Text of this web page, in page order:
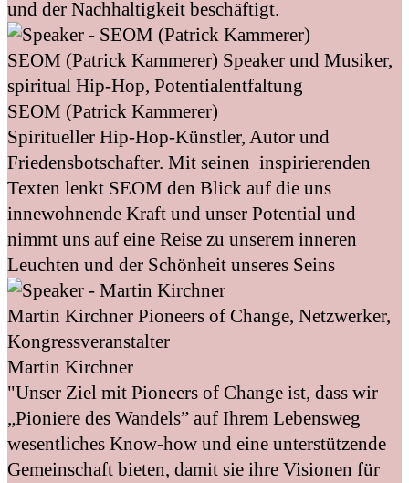
und der Nachhaltigkeit beschäftigt.
SEOM (Patrick Kammerer) Speaker und Musiker,
spiritual Hip-Hop, Potentialentfaltung
SEOM (Patrick Kammerer)
Spiritueller Hip-Hop-Künstler, Autor und
Friedensbotschafter. Mit seinen inspirierenden
Texten lenkt SEOM den Blick auf die uns
innewohnende Kraft und unser Potential und
nimmt uns auf eine Reise zu unserem inneren
Leuchten und der Schönheit unseres Seins
Martin Kirchner Pioneers of Change, Netzwerker,
Kongressveranstalter
Martin Kirchner
"Unser Ziel mit Pioneers of Change ist, dass wir
„Pioniere des Wandels” auf Ihrem Lebensweg
wesentliches Know-how und eine unterstützende
Gemeinschaft bieten, damit sie ihre Visionen für